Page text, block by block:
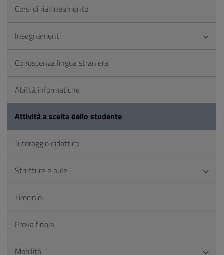
Corsi di riallineamento
Insegnamenti
Conoscenza lingua straniera
Abilità informatiche
Attività a scelta dello studente
Tutoraggio didattico
Strutture e aule
Tirocinio
Prova finale
Mobilità